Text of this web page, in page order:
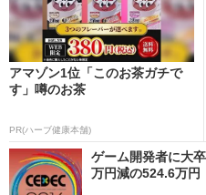
アマゾン1位「このお茶ガチで
す」噂のお茶
PR(ハーブ健康本舗)
ゲーム開発者に大
万円減の524.6万